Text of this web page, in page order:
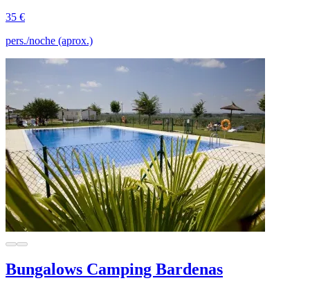
35 €
pers./noche (aprox.)
Bungalows Camping Bardenas